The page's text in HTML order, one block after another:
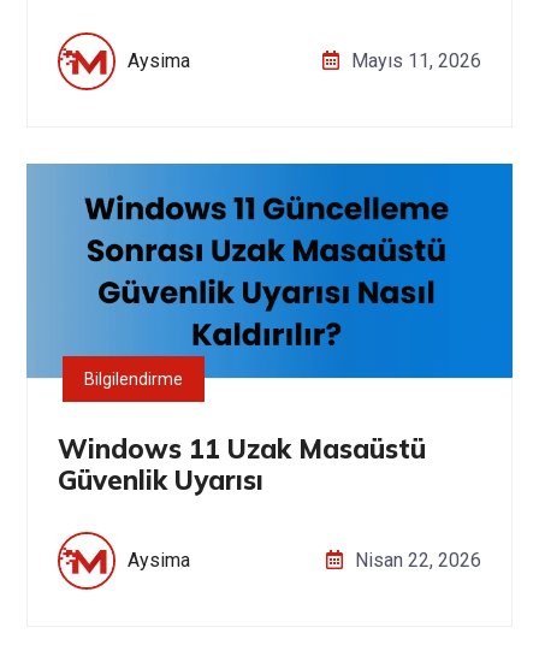
Aysima Mayıs 11, 2026
Bilgilendirme
Windows 11 Uzak Masaüstü
Güvenlik Uyarısı
Aysima Nisan 22, 2026